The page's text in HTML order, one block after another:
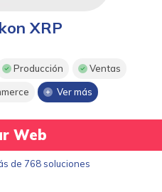
XRP
Producción Ventas
Ver más
Web
de 768 soluciones